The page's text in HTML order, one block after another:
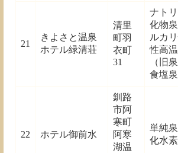
21
きよさと温泉
ホテル緑清荘
清里
町羽
衣町
31
ナト
化物
ルカ
性高温
（旧
食塩泉
22 ホテル御前水
釧路
市阿
寒町
阿寒
湖温
単純
化水